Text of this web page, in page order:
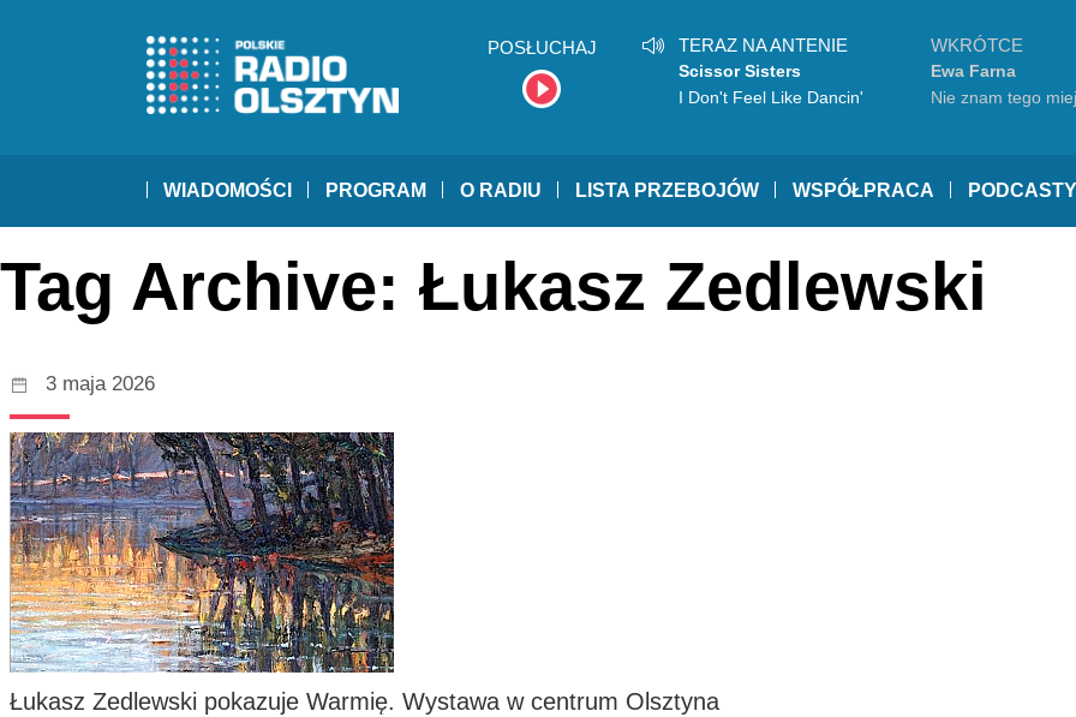
POSŁUCHAJ TERAZ NA ANTENIE
Scissor Sisters
I Don't Feel Like Dancin'
WKRÓTCE
Ewa Farna
Nie znam tego
WIADOMOŚCI PROGRAM O RADIU LISTA PRZEBOJÓW WSPÓŁPRACA PODCASTY
Tag Archive: Łukasz Zedlewski
3 maja 2026
Łukasz Zedlewski pokazuje Warmię. Wystawa w centrum Olsztyna